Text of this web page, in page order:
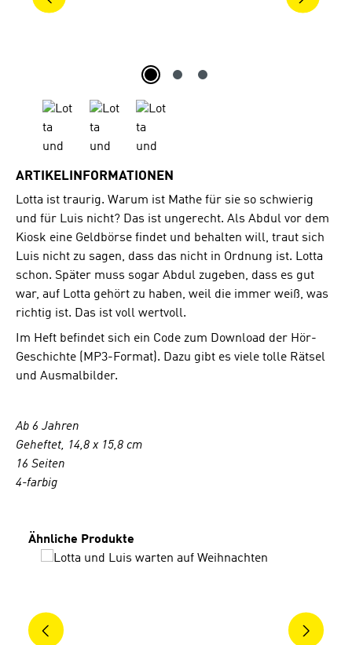
ARTIKELINFORMATIONEN
Lotta ist traurig. Warum ist Mathe für sie so schwierig
und für Luis nicht? Das ist ungerecht. Als Abdul vor dem
Kiosk eine Geldbörse findet und behalten will, traut sich
Luis nicht zu sagen, dass das nicht in Ordnung ist. Lotta
schon. Später muss sogar Abdul zugeben, dass es gut
war, auf Lotta gehört zu haben, weil die immer weiß, was
richtig ist. Das ist voll wertvoll.
Im Heft befindet sich ein Code zum Download der Hör-
Geschichte (MP3-Format). Dazu gibt es viele tolle Rätsel
und Ausmalbilder.
Ab 6 Jahren
Geheftet, 14,8 x 15,8 cm
16 Seiten
4-farbig
Produktgalerie überspringen
Ähnliche Produkte